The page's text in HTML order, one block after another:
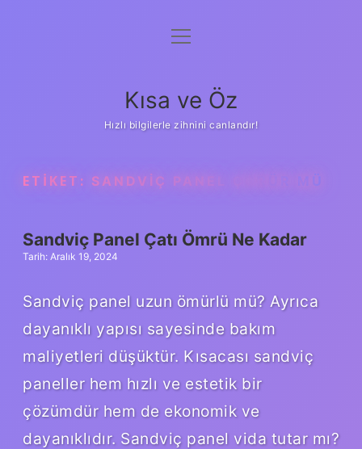
Anasayfa
Yasal Uyarı
menüyü
Kısa ve Öz
Hızlı bilgilerle zihnini canlandır!
ETIKET: SANDVIÇ PANEL ÇÜRÜR MÜ
Sandviç Panel Çatı Ömrü Ne Kadar
Tarih: Aralık 19, 2024
Sandviç panel uzun ömürlü mü? Ayrıca
dayanıklı yapısı sayesinde bakım
maliyetleri düşüktür. Kısacası sandviç
paneller hem hızlı ve estetik bir
çözümdür hem de ekonomik ve
dayanıklıdır. Sandviç panel vida tutar mı?